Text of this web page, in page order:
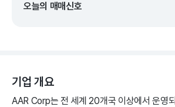
오늘의 매매신호
기업 개요
AAR Corp는 전 세계 20개국 이상에서 운영